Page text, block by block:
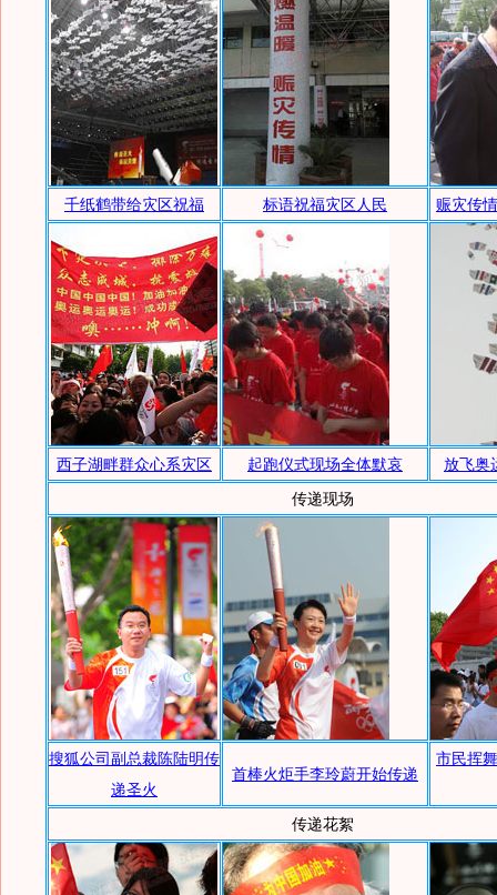
千纸鹤带给灾区祝福 标语祝福灾区人民 赈灾传
西子湖畔群众心系灾区 起跑仪式现场全体默哀
放飞奥
传递现场
搜狐公司副总裁陈陆明传
递圣火
首棒火炬手李玲蔚开始传递
市民挥
传递花絮